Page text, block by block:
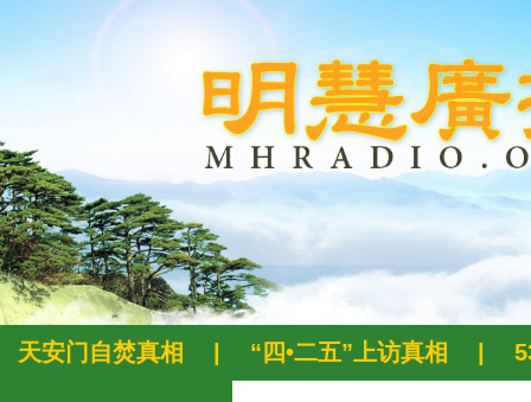
天安门自焚真相 “四•二五”上访真相